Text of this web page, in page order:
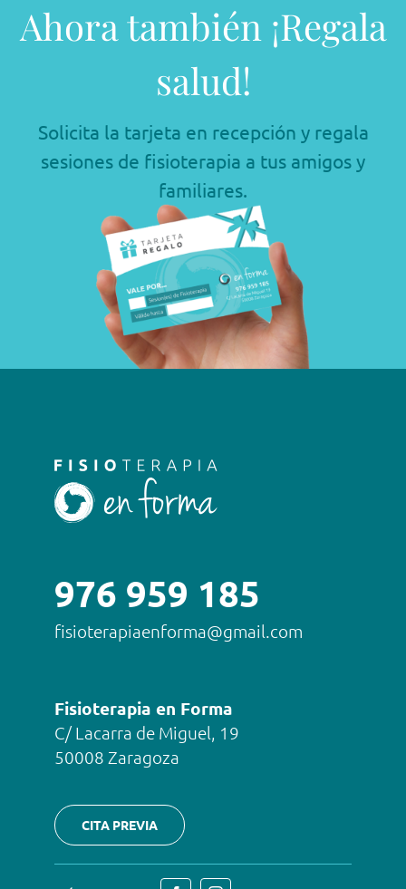
Ahora también ¡Regala
salud!
Solicita la tarjeta en recepción y regala
sesiones de fisioterapia a tus amigos y
familiares.
976 959 185
fisioterapiaenforma@gmail.com
Fisioterapia en Forma
C/ Lacarra de Miguel, 19
50008 Zaragoza
CITA PREVIA